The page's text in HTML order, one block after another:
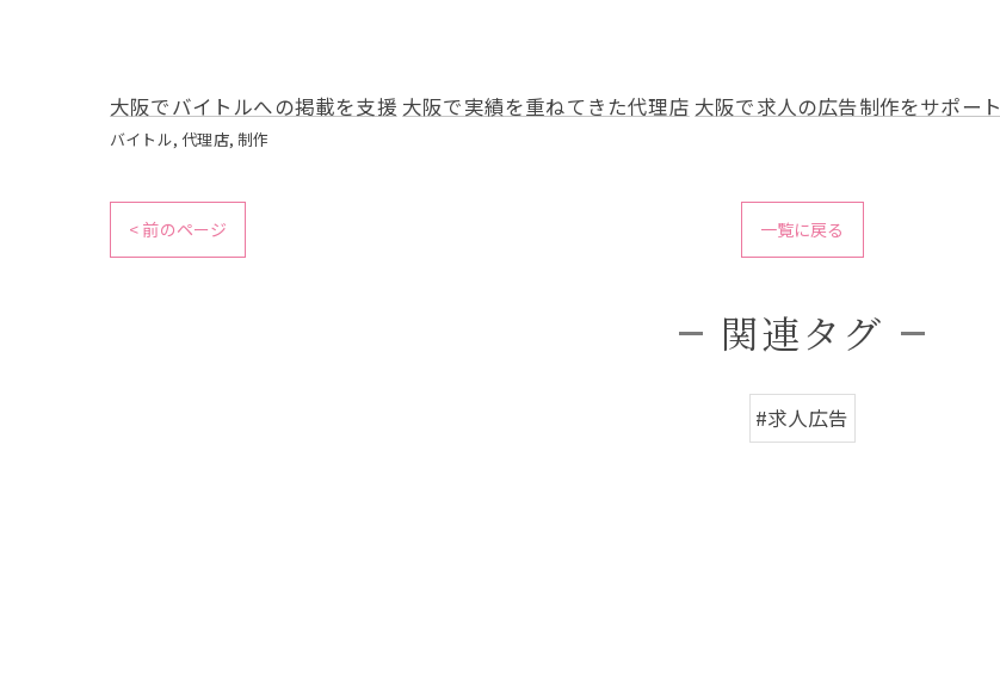
大阪でバイトルへの掲載を支援 大阪で実績を重ねてきた代理店 大阪で求人の広告制作をサポート
バイトル 代理店 制作
< 前のページ 一覧に戻る
関連タグ
#求人広告